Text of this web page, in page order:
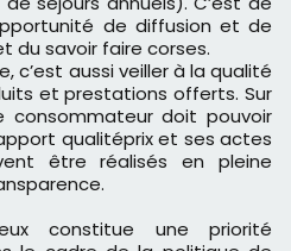
de diffusion et de
du savoir ­faire corses.
c’est aussi veiller à la qualité
et prestations offerts. Sur
consommateur doit pouvoir
qualité­prix et ses actes
être réalisés en pleine
constitue une priorité